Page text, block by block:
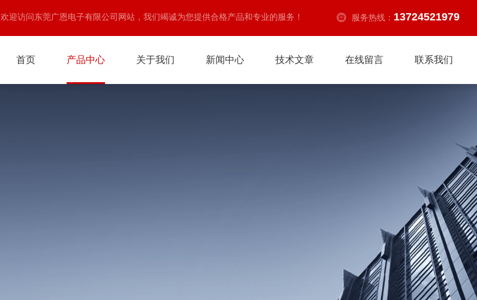
欢迎访问东莞广恩电子有限公司网站，我们竭诚为您提供合格产品和专业的服务！ 服务热线： 13724521979
首页 产品中心 关于我们 新闻中心 技术文章 在线留言 联系我们